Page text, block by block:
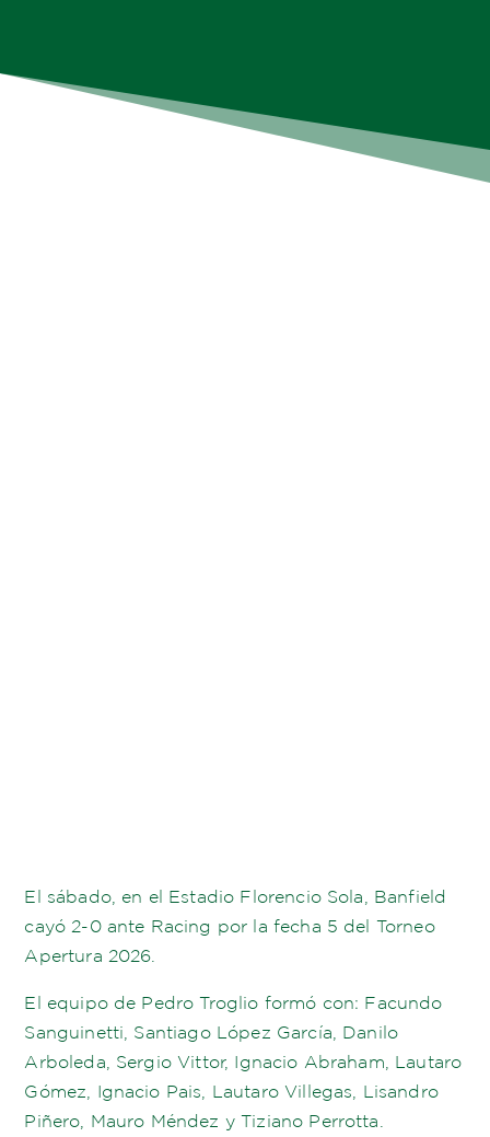
El sábado, en el Estadio Florencio Sola, Banfield
cayó 2-0 ante Racing por la fecha 5 del Torneo
Apertura 2026.
El equipo de Pedro Troglio formó con: Facundo
Sanguinetti, Santiago López García, Danilo
Arboleda, Sergio Vittor, Ignacio Abraham, Lautaro
Gómez, Ignacio Pais, Lautaro Villegas, Lisandro
Piñero, Mauro Méndez y Tiziano Perrotta.